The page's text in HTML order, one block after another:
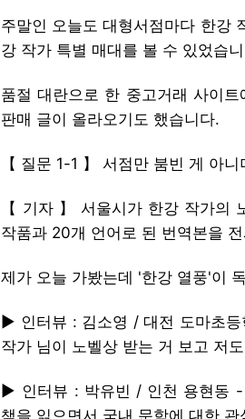
주말인 오늘도 대형서점마다 한강
강 작가 특별 매대를 볼 수 있었습
품절 대란으로 한 중고거래 사이
판매 글이 올라오기도 했습니다.
【 질문 1-1 】 서점만 붐빈 게 아
【 기자 】 서울시가 한강 작가의
작품과 20개 언어로 된 번역본을
제가 오늘 가봤는데 '한강 열풍'이
▶ 인터뷰 : 김소영 / 대전 도마초
작가 님이 노벨상 받는 거 보고 저
▶ 인터뷰 : 박유빈 / 인천 용현동 -
책을 읽으면서 국내 문학에 대한